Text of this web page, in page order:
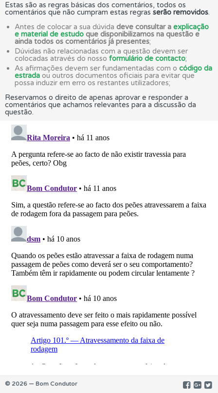
Estas são as regras básicas dos comentários, todos os
comentários que não cumpram estas regras serão removidos.
Antes de colocar a sua dúvida deve consultar a explicação
e material de estudo que disponibilizamos na questão e
ainda todos os comentários já presentes;
Dúvidas não relacionadas com a questão devem ser
colocadas através do nosso formulário de contacto;
As afirmações devem ser fundamentadas com o código da
estrada ou outros documentos oficiais para evitar que
possa induzir em erro os restantes utilizadores;
Reservamos o direito de apenas aprovar e responder a
comentários que achamos relevantes para a discussão da
questão.
© 2026 — Bom Condutor